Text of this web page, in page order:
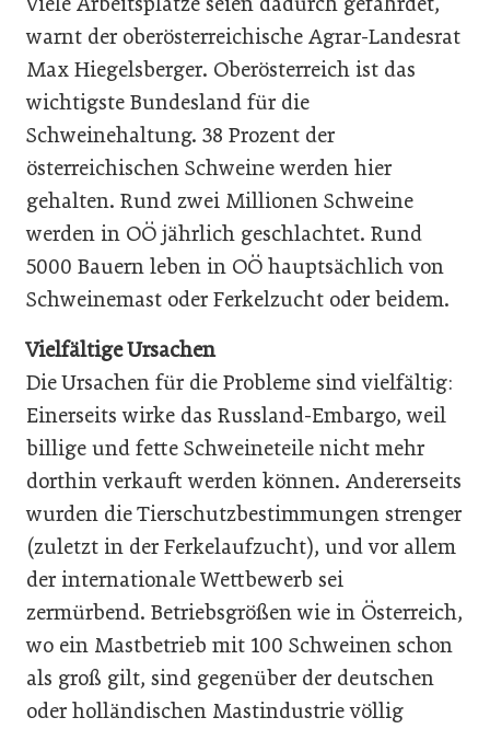
warnt der oberösterreichische Agrar-Landesrat
Max Hiegelsberger. Oberösterreich ist das
wichtigste Bundesland für die
Schweinehaltung. 38 Prozent der
österreichischen Schweine werden hier
gehalten. Rund zwei Millionen Schweine
werden in OÖ jährlich geschlachtet. Rund
5000 Bauern leben in OÖ hauptsächlich von
Schweinemast oder Ferkelzucht oder beidem.
Vielfältige Ursachen
Die Ursachen für die Probleme sind vielfältig:
Einerseits wirke das Russland-Embargo, weil
billige und fette Schweineteile nicht mehr
dorthin verkauft werden können. Andererseits
wurden die Tierschutzbestimmungen strenger
(zuletzt in der Ferkelaufzucht), und vor allem
der internationale Wettbewerb sei
zermürbend. Betriebsgrößen wie in Österreich,
wo ein Mastbetrieb mit 100 Schweinen schon
als groß gilt, sind gegenüber der deutschen
oder holländischen Mastindustrie völlig